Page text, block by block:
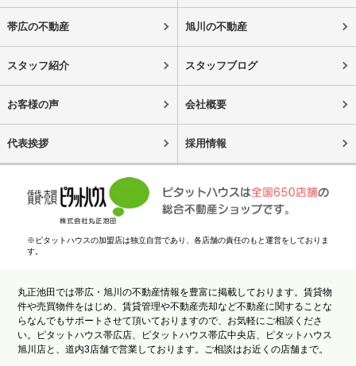
帯広の不動産 旭川の不動産
スタッフ紹介 スタッフブログ
お客様の声 会社概要
代表挨拶 採用情報
※ピタットハウスの加盟店は独立自営であり、各店舗の責任のもと運営をしておりま
す。
丸正池田では帯広・旭川の不動産情報を豊富に掲載しております。賃貸物
件や売買物件をはじめ、賃貸管理や不動産売却など不動産に関することな
らなんでもサポートさせて頂いておりますので、お気軽にご相談くださ
い。ピタットハウス帯広店、ピタットハウス帯広中央店、ピタットハウス
旭川店と、道内3店舗で営業しております。ご相談はお近くの店舗まで。